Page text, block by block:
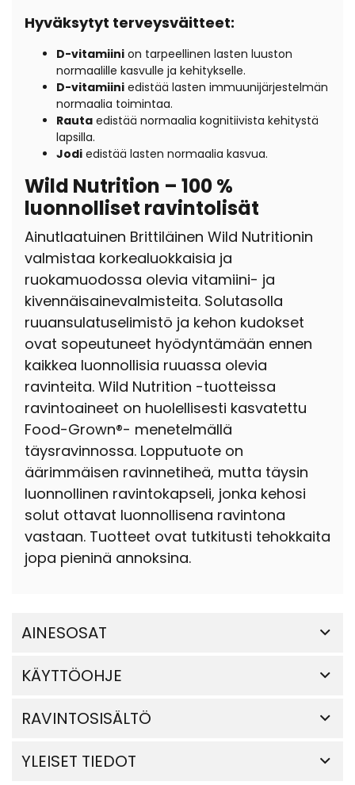
Hyväksytyt terveysväitteet:
D-vitamiini on tarpeellinen lasten luuston
normaalille kasvulle ja kehitykselle.
D-vitamiini edistää lasten immuunijärjestelmän
normaalia toimintaa.
Rauta edistää normaalia kognitiivista kehitystä
lapsilla.
Jodi edistää lasten normaalia kasvua.
Wild Nutrition – 100 %
luonnolliset ravintolisät
Ainutlaatuinen Brittiläinen Wild Nutritionin
valmistaa korkealuokkaisia ja
ruokamuodossa olevia vitamiini- ja
kivennäisainevalmisteita. Solutasolla
ruuansulatuselimistö ja kehon kudokset
ovat sopeutuneet hyödyntämään ennen
kaikkea luonnollisia ruuassa olevia
ravinteita. Wild Nutrition -tuotteissa
ravintoaineet on huolellisesti kasvatettu
Food-Grown®- menetelmällä
täysravinnossa. Lopputuote on
äärimmäisen ravinnetiheä, mutta täysin
luonnollinen ravintokapseli, jonka kehosi
solut ottavat luonnollisena ravintona
vastaan. Tuotteet ovat tutkitusti tehokkaita
jopa pieninä annoksina.
AINESOSAT
KÄYTTÖOHJE
RAVINTOSISÄLTÖ
YLEISET TIEDOT